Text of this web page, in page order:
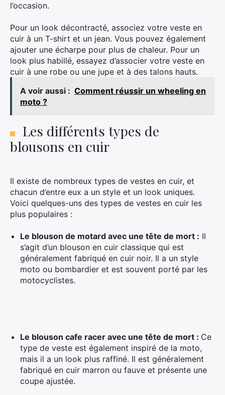
l’occasion.
Pour un look décontracté, associez votre veste en
cuir à un T-shirt et un jean. Vous pouvez également
ajouter une écharpe pour plus de chaleur. Pour un
look plus habillé, essayez d’associer votre veste en
cuir à une robe ou une jupe et à des talons hauts.
A voir aussi : Comment réussir un wheeling en
moto ?
Les différents types de
blousons en cuir
Il existe de nombreux types de vestes en cuir, et
chacun d’entre eux a un style et un look uniques.
Voici quelques-uns des types de vestes en cuir les
plus populaires :
Le blouson de motard avec une tête de mort : Il
s’agit d’un blouson en cuir classique qui est
généralement fabriqué en cuir noir. Il a un style
moto ou bombardier et est souvent porté par les
motocyclistes.
Le blouson cafe racer avec une tête de mort : Ce
type de veste est également inspiré de la moto,
mais il a un look plus raffiné. Il est généralement
fabriqué en cuir marron ou fauve et présente une
coupe ajustée.